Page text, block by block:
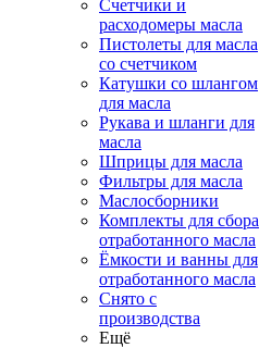
Счетчики и
расходомеры масла
Пистолеты для масла
со счетчиком
Катушки со шлангом
для масла
Рукава и шланги для
масла
Шприцы для масла
Фильтры для масла
Маслосборники
Комплекты для сбора
отработанного масла
Ёмкости и ванны для
отработанного масла
Снято с
производства
Ещё